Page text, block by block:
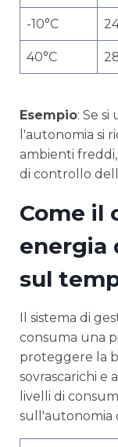
-10°C
40°C
Esempio: Se si
l'autonomia si
ambienti freddi,
di controllo
Come il
energia
sul
Il sistema di
consuma una
proteggere la
sovrascarichi e
livelli di
sull'autonomia